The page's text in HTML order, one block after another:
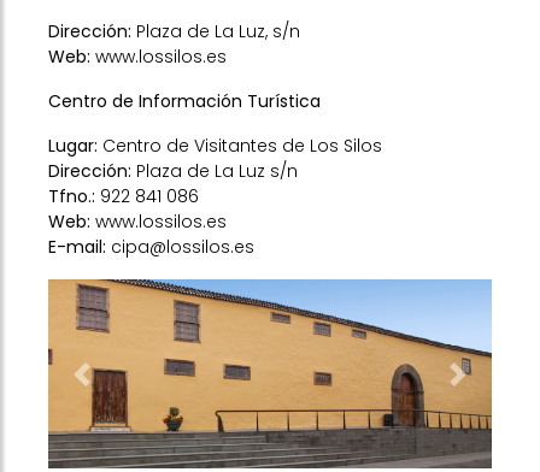
Dirección: Plaza de La Luz, s/n
Web: www.lossilos.es
Centro de Información Turística
Lugar: Centro de Visitantes de Los Silos
Dirección: Plaza de La Luz s/n
Tfno.: 922 841 086
Web: www.lossilos.es
E-mail: cipa@lossilos.es
Previous Next